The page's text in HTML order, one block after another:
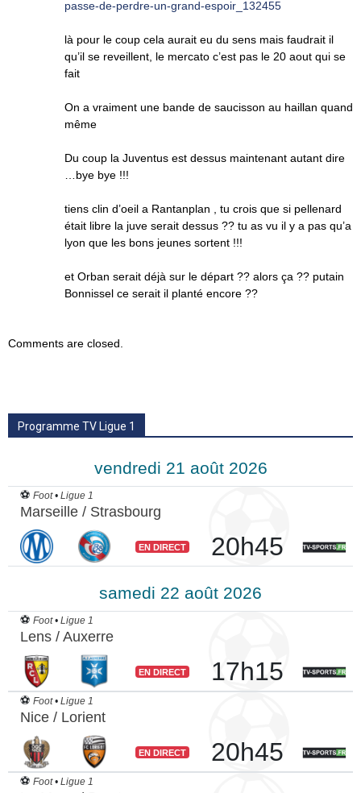
passe-de-perdre-un-grand-espoir_132455
là pour le coup cela aurait eu du sens mais faudrait il
qu’il se reveillent, le mercato c’est pas le 20 aout qui se
fait
On a vraiment une bande de saucisson au haillan quand
même
Du coup la Juventus est dessus maintenant autant dire
…bye bye !!!
tiens clin d’oeil a Rantanplan , tu crois que si pellenard
était libre la juve serait dessus ?? tu as vu il y a pas qu’a
lyon que les bons jeunes sortent !!!
et Orban serait déjà sur le départ ?? alors ça ?? putain
Bonnissel ce serait il planté encore ??
Comments are closed.
Programme TV Ligue 1